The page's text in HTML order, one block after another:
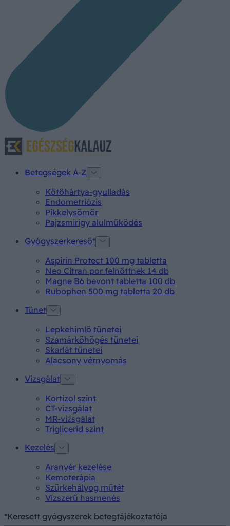
Betegségek A-Z
Kötőhártya-gyulladás
Endometriózis
Pikkelysömör
Pajzsmirigy alulműködés
Gyógyszerkereső*
Aspirin Protect 100 mg tabletta
Neo Citran por felnőttnek 14 db
Magne B6 bevont tabletta 100 db
Rubophen 500 mg tabletta 20 db
Tünet
Lepkehimlő tünetei
Szamárköhögés tünetei
Skarlát tünetei
Alacsony vérnyomás
Vizsgálat
Kortizol szint
CT-vizsgálat
MR-vizsgálat
Triglicerid szint
Kezelés
Aranyér kezelése
Kemoterápia
Szürkehályog műtét
Vízszerű hasmenés
*Keresett gyógyszerek betegtájékoztatója